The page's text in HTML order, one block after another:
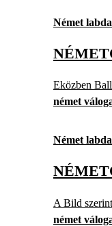
Német
Eközben
német
Német
A Bild
német